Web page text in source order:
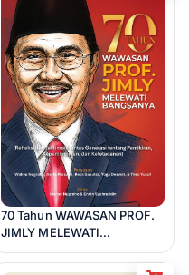
70 Tahun WAWASAN PROF.
JIMLY MELEWATI
BANGSANYA (Refleksi dan
Testimoni Lintas Generasi